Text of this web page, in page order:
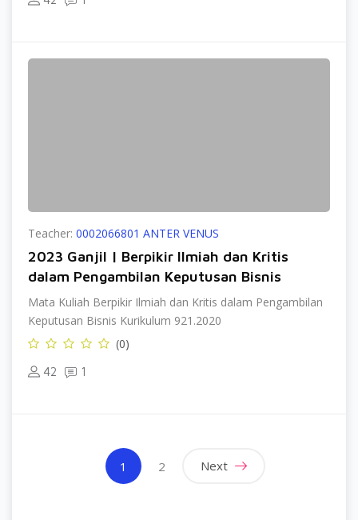
Teacher: 0002066801 ANTER VENUS
2023 Ganjil | Berpikir Ilmiah dan Kritis
dalam Pengambilan Keputusan Bisnis
Mata Kuliah Berpikir Ilmiah dan Kritis dalam Pengambilan
Keputusan Bisnis Kurikulum 921.2020
(0)
42 1
1 (current)
2 Next